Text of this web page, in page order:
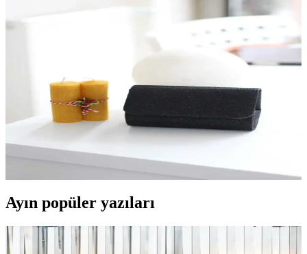
Moom Bag Kadın Altın Mini Portföy Çanta Günlük
ve Gece Kullanımı İçin Uygun
Moom Bag kadın altın mini portföy çanta, şıklık ve fonksiyonelliği
bir arada sunar. Günlük ve gece kullanımı için ideal, dayanıklı
malzeme ve zarif tasarımıyla dikkat çeker.
Moom Bag Kadın Siyah Mini Portföy Abiye Çanta
Şıklık ve Kullanışlılığın Buluşması
Modern tasarımı ve fonksiyonelliğiyle öne çıkan Moom Bag kadın
siyah mini portföy, günlük kullanım ve şıklık için ideal, küçük
Ayın popüler yazıları